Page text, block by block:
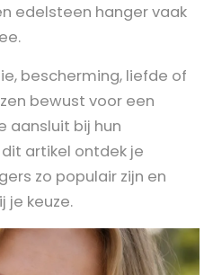
edelsteen hanger vaak
bescherming, liefde of
bewust voor een
aansluit bij hun
artikel ontdek je
zo populair zijn en
je keuze.